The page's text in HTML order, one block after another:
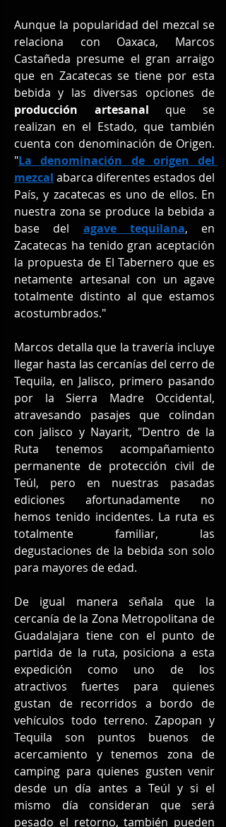
Aunque la popularidad del mezcal se
relaciona con Oaxaca, Marcos
Castañeda presume el gran arraigo
que en Zacatecas se tiene por esta
producción artesanal que se
realizan en el Estado, que también
cuenta con denominación de Origen.
"La denominación de origen del
mezcal abarca diferentes estados del
País, y zacatecas es uno de ellos. En
nuestra zona se produce la bebida a
base del agave tequilana, en
Zacatecas ha tenido gran aceptación
la propuesta de El Tabernero que es
netamente artesanal con un agave
totalmente distinto al que estamos
acostumbrados."
Marcos detalla que la travería incluye
llegar hasta las cercanías del cerro de
Tequila, en Jalisco, primero pasando
por la Sierra Madre Occidental,
atravesando pasajes que colindan
con jalisco y Nayarit, "Dentro de la
Ruta tenemos acompañamiento
permanente de protección civil de
Teúl, pero en nuestras pasadas
ediciones afortunadamente no
hemos tenido incidentes. La ruta es
totalmente familiar, las
degustaciones de la bebida son solo
para mayores de edad.
De igual manera señala que la
cercanía de la Zona Metropolitana de
Guadalajara tiene con el punto de
partida de la ruta, posiciona a esta
expedición como uno de los
atractivos fuertes para quienes
gustan de recorridos a bordo de
vehículos todo terreno. Zapopan y
Tequila son puntos buenos de
acercamiento y tenemos zona de
camping para quienes gusten venir
desde un día antes a Teúl y si el
mismo día consideran que será
pesado el retorno, también pueden